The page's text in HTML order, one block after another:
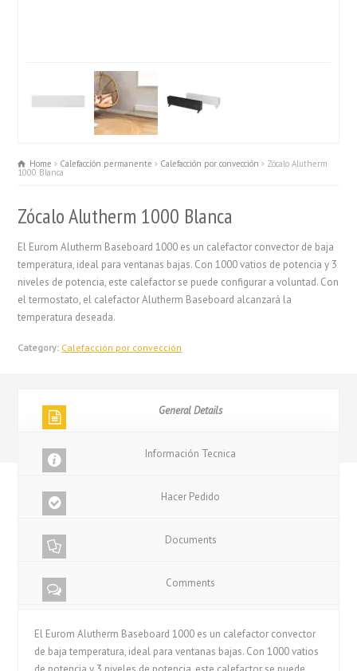
Home Calefacción permanente Calefacción por convección Zócalo Alutherm
1000 Blanca
Zócalo Alutherm 1000 Blanca
El Eurom Alutherm Baseboard 1000 es un calefactor convector de baja
temperatura, ideal para ventanas bajas. Con 1000 vatios de potencia y 3
niveles de potencia, este calefactor se puede configurar a voluntad. Con
el termostato, el calefactor Alutherm Baseboard alcanzará la
temperatura deseada.
Category: Calefacción por convección
General Details
Información Tecnica
Hacer Pedido
Documents
Comments
El Eurom Alutherm Baseboard 1000 es un calefactor convector
de baja temperatura, ideal para ventanas bajas. Con 1000 vatios